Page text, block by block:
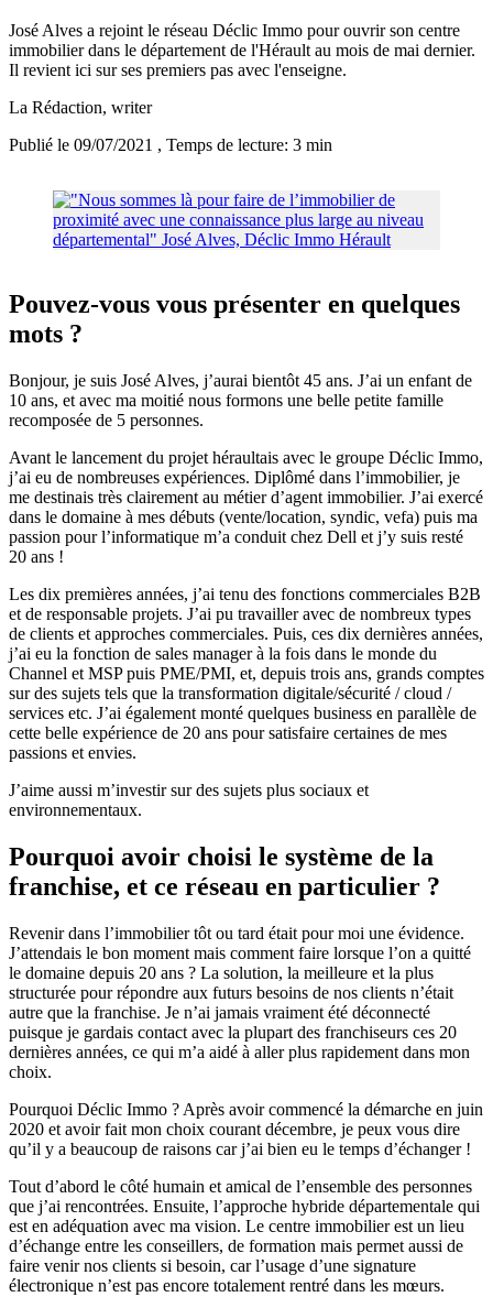
José Alves a rejoint le réseau Déclic Immo pour ouvrir son centre
immobilier dans le département de l'Hérault au mois de mai dernier.
Il revient ici sur ses premiers pas avec l'enseigne.
La Rédaction, writer
Publié le 09/07/2021 , Temps de lecture: 3 min
Pouvez-vous vous présenter en quelques
mots ?
Bonjour, je suis José Alves, j’aurai bientôt 45 ans. J’ai un enfant de
10 ans, et avec ma moitié nous formons une belle petite famille
recomposée de 5 personnes.
Avant le lancement du projet héraultais avec le groupe Déclic Immo,
j’ai eu de nombreuses expériences. Diplômé dans l’immobilier, je
me destinais très clairement au métier d’agent immobilier. J’ai exercé
dans le domaine à mes débuts (vente/location, syndic, vefa) puis ma
passion pour l’informatique m’a conduit chez Dell et j’y suis resté
20 ans !
Les dix premières années, j’ai tenu des fonctions commerciales B2B
et de responsable projets. J’ai pu travailler avec de nombreux types
de clients et approches commerciales. Puis, ces dix dernières années,
j’ai eu la fonction de sales manager à la fois dans le monde du
Channel et MSP puis PME/PMI, et, depuis trois ans, grands comptes
sur des sujets tels que la transformation digitale/sécurité / cloud /
services etc. J’ai également monté quelques business en parallèle de
cette belle expérience de 20 ans pour satisfaire certaines de mes
passions et envies.
J’aime aussi m’investir sur des sujets plus sociaux et
environnementaux.
Pourquoi avoir choisi le système de la
franchise, et ce réseau en particulier ?
Revenir dans l’immobilier tôt ou tard était pour moi une évidence.
J’attendais le bon moment mais comment faire lorsque l’on a quitté
le domaine depuis 20 ans ? La solution, la meilleure et la plus
structurée pour répondre aux futurs besoins de nos clients n’était
autre que la franchise. Je n’ai jamais vraiment été déconnecté
puisque je gardais contact avec la plupart des franchiseurs ces 20
dernières années, ce qui m’a aidé à aller plus rapidement dans mon
choix.
Pourquoi Déclic Immo ? Après avoir commencé la démarche en juin
2020 et avoir fait mon choix courant décembre, je peux vous dire
qu’il y a beaucoup de raisons car j’ai bien eu le temps d’échanger !
Tout d’abord le côté humain et amical de l’ensemble des personnes
que j’ai rencontrées. Ensuite, l’approche hybride départementale qui
est en adéquation avec ma vision. Le centre immobilier est un lieu
d’échange entre les conseillers, de formation mais permet aussi de
faire venir nos clients si besoin, car l’usage d’une signature
électronique n’est pas encore totalement rentré dans les mœurs.